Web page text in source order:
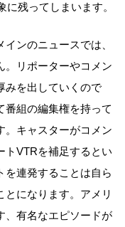
残ってしまいます。
ンのニュースでは、
。リポーターやコメン
みを出していくので
番組の編集権を持って
。キャスターがコメン
トVTRを補足するとい
を連発することは自ら
になります。アメリ
、有名なエピソードが